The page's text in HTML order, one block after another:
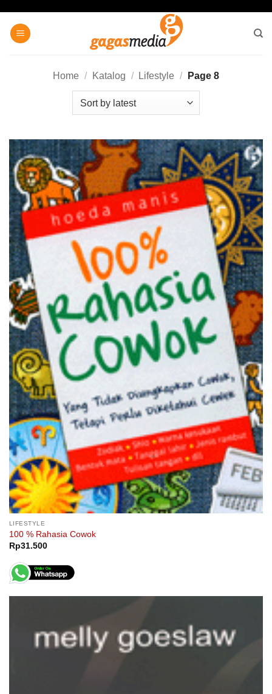
content
Home / Katalog / Lifestyle / Page 8
LIFESTYLE
100 % Rahasia Cowok
Rp31.500